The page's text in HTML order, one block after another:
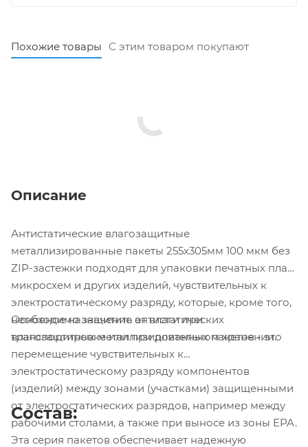
Похожие товары С этим товаром покупают
Описание
Антистатические влагозащитные
металлизированные пакеты 255х305мм 100 мкм без
ZIP-застежки подходят для упаковки печатных плат,
микросхем и других изделий, чувствительных к
электростатическому разряду, которые, кроме того,
необходимо защитить от влаги при
транспортировке или при длительном хранении.
Основное назначение антистатических
влагозащитных металлизированных пакетов - это
перемещение чувствительных к
электростатическому разряду компонентов
(изделий) между зонами (участками) защищенными
от электростатических разрядов, например между
рабочими столами, а также при выносе из зоны EPA.
Эта серия пакетов обеспечивает надежную
Состав: